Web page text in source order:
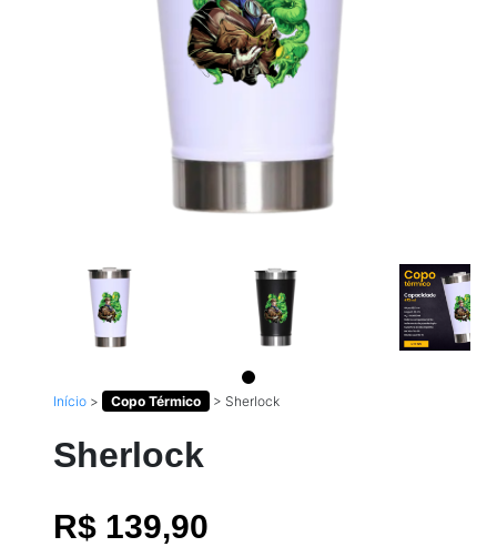
Início > Copo Térmico > Sherlock
Sherlock
R$ 139,90